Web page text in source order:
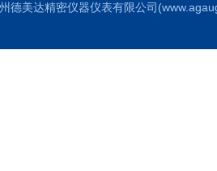
德美达精密仪器仪表有限公司